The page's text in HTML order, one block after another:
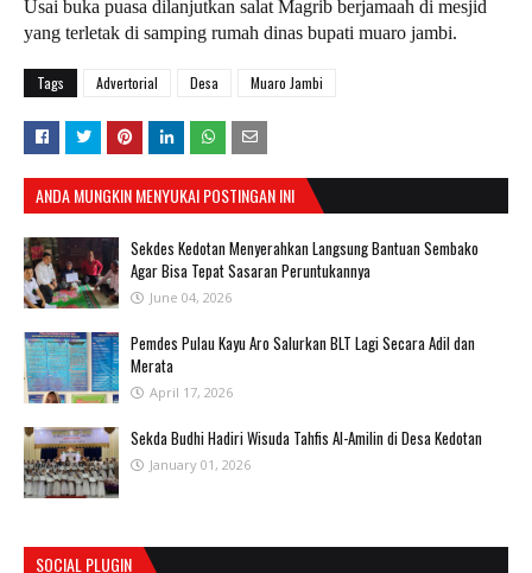
Usai buka puasa dilanjutkan salat Magrib berjamaah di mesjid
yang terletak di samping rumah dinas bupati muaro jambi.
Tags Advertorial Desa Muaro Jambi
ANDA MUNGKIN MENYUKAI POSTINGAN INI
Sekdes Kedotan Menyerahkan Langsung Bantuan Sembako
Agar Bisa Tepat Sasaran Peruntukannya
June 04, 2026
Pemdes Pulau Kayu Aro Salurkan BLT Lagi Secara Adil dan
Merata
April 17, 2026
Sekda Budhi Hadiri Wisuda Tahfis Al-Amilin di Desa Kedotan
January 01, 2026
SOCIAL PLUGIN